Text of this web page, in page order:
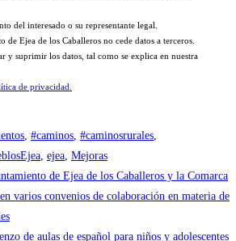
del interesado o su representante legal.
de Ejea de los Caballeros no cede datos a terceros.
y suprimir los datos, tal como se explica en nuestra
de privacidad.
#caminos #caminosrurales
ejea Mejoras
de Ejea de los Caballeros y la Comarca
varios convenios de colaboración en materia de
de aulas de español para niños y adolescentes